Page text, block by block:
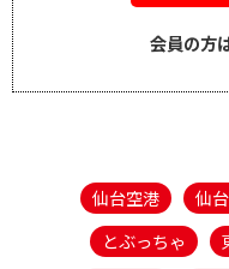
会員の方
仙台空港 仙
とぶっちゃ